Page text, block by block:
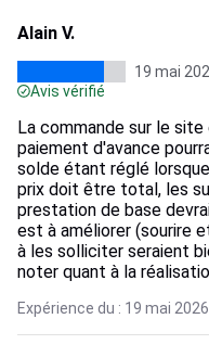
Alain V.
19 mai
Avis vérifié
La commande sur le
paiement d'avance
solde étant réglé
prix doit être total, les
prestation de base
est à améliorer (sourire
à les solliciter seraient
noter quant à la
Expérience du : 19 mai 2026